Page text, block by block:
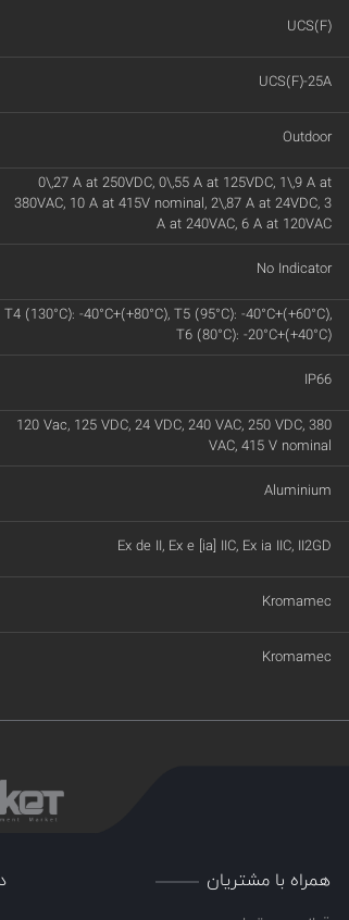
UCS(F)
UCS(F)-25A
Outdoor
0\,27 A at 250VDC, 0\,55 A at 125VDC, 1\,9 A at
380VAC, 10 A at 415V nominal, 2\,87 A at 24VDC, 3
A at 240VAC, 6 A at 120VAC
No Indicator
T4 (130°C): -40°C+(+80°C), T5 (95°C): -40°C+(+60°C),
T6 (80°C): -20°C+(+40°C)
IP66
120 Vac, 125 VDC, 24 VDC, 240 VAC, 250 VDC, 380
VAC, 415 V nominal
Aluminium
Ex de II, Ex e [ia] IIC, Ex ia IIC, II2GD
Kromamec
Kromamec
همراه با مشتریان